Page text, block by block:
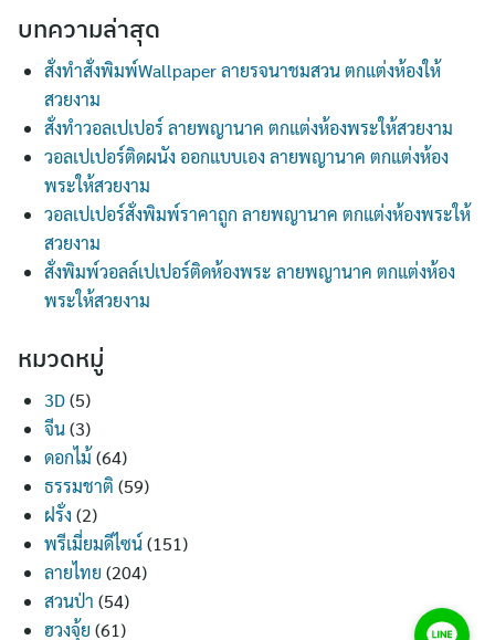
บทความล่าสุด
สั่งทำสั่งพิมพ์Wallpaper ลายรจนาชมสวน ตกแต่งห้องให้
สวยงาม
สั่งทำวอลเปเปอร์ ลายพญานาค ตกแต่งห้องพระให้สวยงาม
วอลเปเปอร์ติดผนัง ออกแบบเอง ลายพญานาค ตกแต่งห้อง
พระให้สวยงาม
วอลเปเปอร์สั่งพิมพ์ราคาถูก ลายพญานาค ตกแต่งห้องพระให้
สวยงาม
สั่งพิมพ์วอลล์เปเปอร์ติดห้องพระ ลายพญานาค ตกแต่งห้อง
พระให้สวยงาม
หมวดหมู่
3D(5)
จีน(3)
ดอกไม้ (64)
ธรรมชาติ (59)
ฝรั่ง (2)
พรีเมี่ยมดีไซน์(151)
ลายไทย (204)
สวนป่า (54)
ฮวงจุ้ย (61)